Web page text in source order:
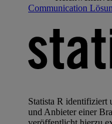
Communication
Statista R identifiziert
und Anbieter einer